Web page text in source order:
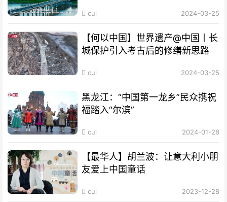
cui 2024-03-25
【何以中国】世界遗产@中国丨长
城保护引入考古后的修缮新思路
cui 2024-03-25
黑龙江：“中国第一龙乡”民众携祝
福踏入“尔滨”
cui 2024-01-28
【最华人】胡兰波：让意大利小朋
友爱上中国童话
cui 2023-12-28